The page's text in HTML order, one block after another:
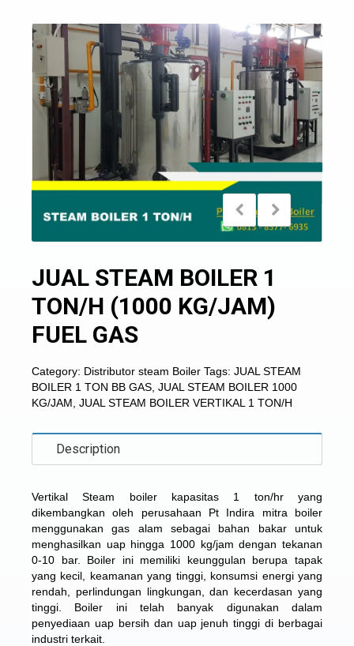
JUAL STEAM BOILER 1
TON/H (1000 KG/JAM)
FUEL GAS
Category: Distributor steam Boiler Tags: JUAL STEAM
BOILER 1 TON BB GAS JUAL STEAM BOILER 1000
KG/JAM JUAL STEAM BOILER VERTIKAL 1 TON/H
Description
Vertikal Steam boiler kapasitas 1 ton/hryang
dikembangkan oleh perusahaan Pt Indira mitra boiler
menggunakan gas alam sebagai bahan bakar untuk
menghasilkan uap hingga 1000 kg/jam dengan tekanan
0-10 bar. Boiler ini memiliki keunggulan berupa tapak
yang kecil, keamanan yang tinggi, konsumsi energi yang
rendah, perlindungan lingkungan, dan kecerdasan yang
tinggi. Boiler ini telah banyak digunakan dalam
penyediaan uap bersih dan uap jenuh tinggi di berbagai
industri terkait.